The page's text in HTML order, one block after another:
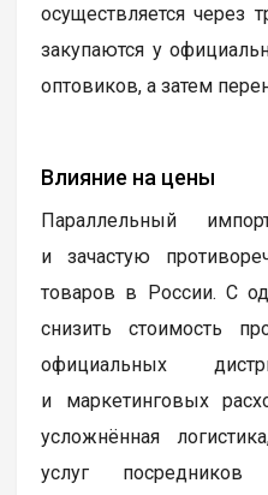
осуществляется через
закупаются у
оптовиков, а затем
Влияние на цены
Параллельный
и зачастую
товаров в России. С
снизить стоимость
официальных
и маркетинговых
усложнённая
услуг